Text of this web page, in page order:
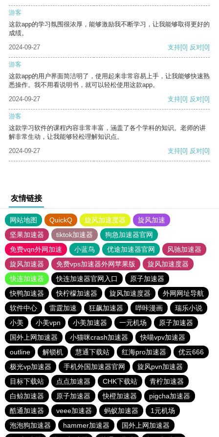
游客
这款app的学习氛围很浓厚，能够激励我不断学习，让我能够取得更好的
成绩。
2024-09-27
支持[0] 反对[0]
游客
这款app的用户界面简洁明了，使用起来非常容易上手，让我能够快速熟
悉操作。我不用看说明书，就可以轻松使用这款app。
2024-09-27
支持[0] 反对[0]
游客
这款学习软件的课程内容非常丰富，涵盖了各个学科的知识。老师的讲
解非常生动，让我能够轻松理解知识点。
2024-09-27
支持[0] 反对[0]
友情链接
网站地图 QuickQ 旋风加速度器
旋风加速
坚果加速器
tiktok加速器
狗急加速器官网
免费vqn外网加速
小蓝鸟 优途加速器官网
风驰加速器
旋风加速器
免费vps加速器外网苹果版
旋风加速度器
快连加速器
快连加速器官网入口
原子加速器
快鸭加速器
快柠檬加速器 旋风加速度器
外网网址导航
软件中心
雷霆加速 狂飙加速器 哔咔漫画
瑞乐小说
小美
小美vpn 小美加速器 一元机场
原子加速器
国外上网加速器
小猫咪crash加速器
快喵vpv加速器
outline
解锁机 慧通下载站 红海pro加速器
优云666
极光vp加速器
手机外国加速器官网
旋风pvn加速器
目标下载站
点点加速器 CHK下载站
青柠加速器
白鲸加速器
原子加速器 快橙加速器
pigcha加速器
酷通加速器
veee加速器 蚂蚁加速器
1元机场
泡泡狗加速器
hammer加速器
国外上网加速器